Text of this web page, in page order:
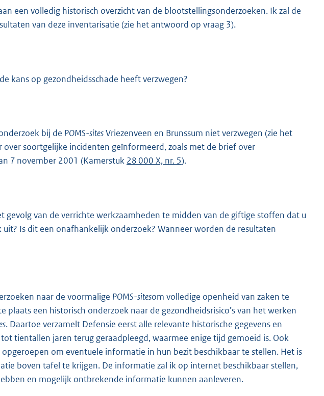
een volledig historisch overzicht van de blootstellingsonderzoeken. Ik zal de
van deze inventarisatie (zie het antwoord op vraag 3).
kans op gezondheidsschade heeft verzwegen?
bij de POMS-sitesVriezenveen en Brunssum niet verzwegen (zie het
soortgelijke incidenten geïnformeerd, zoals met de brief over
7 november 2001 (Kamerstuk 28 000 X, nr. 5).
gevolg van de verrichte werkzaamheden te midden van de giftige stoffen dat u
Is dit een onafhankelijk onderzoek? Wanneer worden de resultaten
naar de voormalige POMS-sitesom volledige openheid van zaken te
een historisch onderzoek naar de gezondheidsrisico’s van het werken
. Daartoe verzamelt Defensie eerst alle relevante historische gegevens en
tientallen jaren terug geraadpleegd, waarmee enige tijd gemoeid is. Ook
om eventuele informatie in hun bezit beschikbaar te stellen. Het is
boven tafel te krijgen. De informatie zal ik op internet beschikbaar stellen,
en mogelijk ontbrekende informatie kunnen aanleveren.